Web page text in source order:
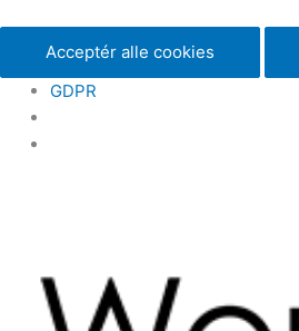
Acceptér alle cookies
GDPR